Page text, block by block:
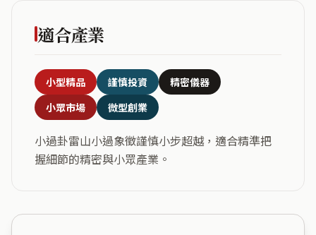
適合產業
小型精品 謹慎投資
精密儀器
小眾市場
微型創業
小過卦雷山小過象徵謹慎小步超越，適合精準把
握細節的精密與小眾產業。